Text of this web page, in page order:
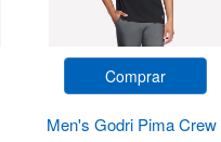
Comprar
Men's Godri Pima Crew